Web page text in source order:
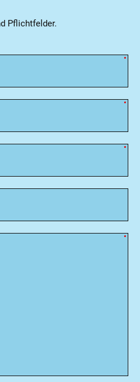
Pflichtfelder.